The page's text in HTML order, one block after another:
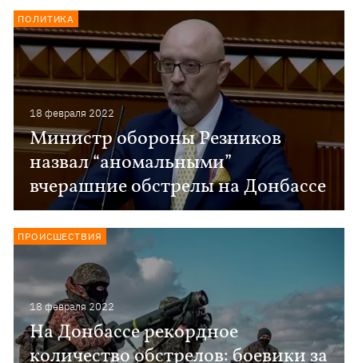
18 февраля 2022
Министр обороны Резников
назвал “аномальными”
вчерашние обстрелы на Донбассе
ПОЛИТИКА
18 февраля 2022
На Донбассе рекордное
количество обстрелов: боевики за
ПРОИСШЕСТВИЯ